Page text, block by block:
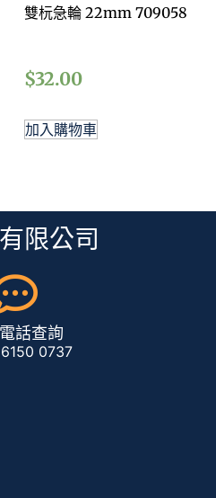
雙杬急輪 22mm 709058
$32.00
加入購物車
限公司
話查詢
0737